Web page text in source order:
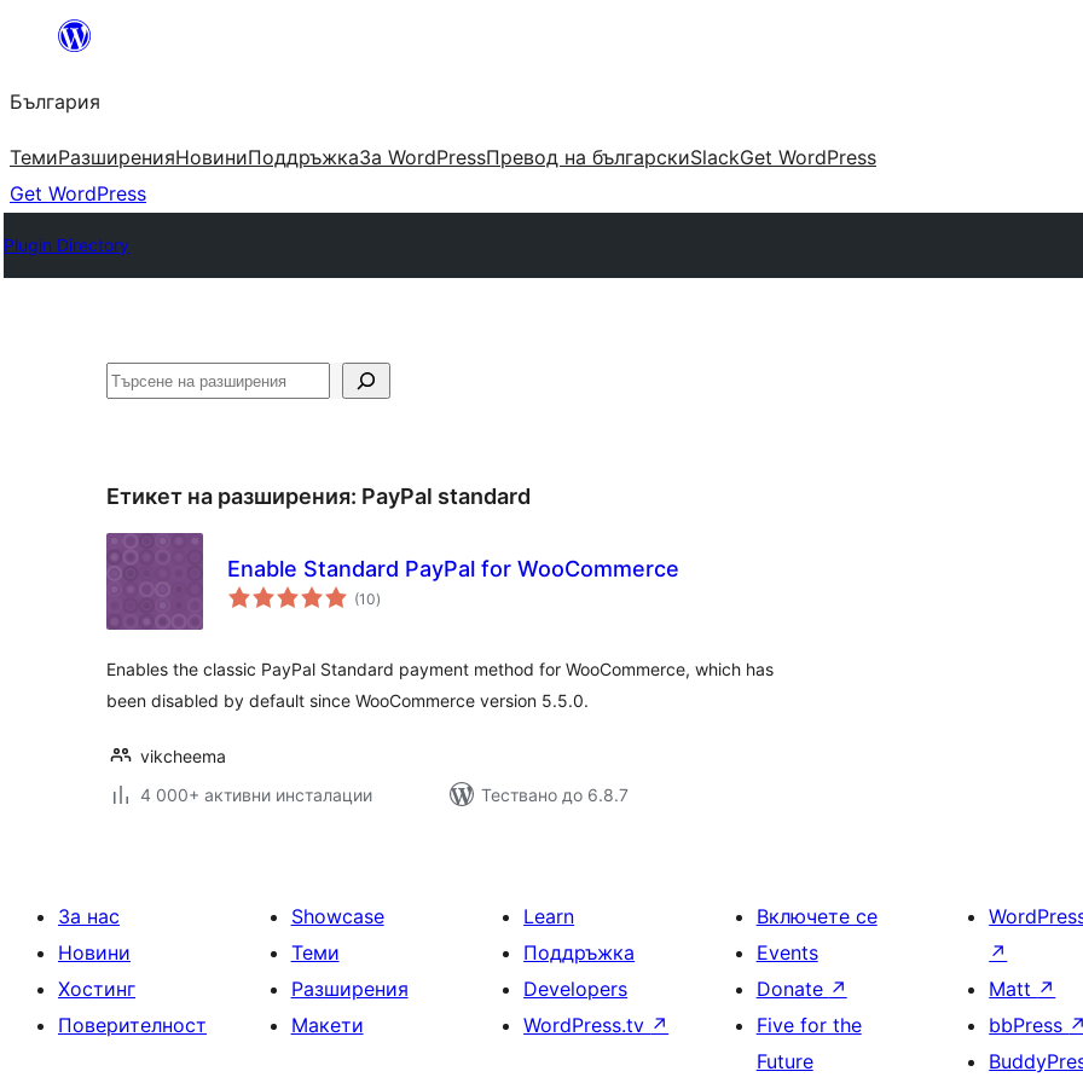
България
ТемиРазширенияНовиниПоддръжкаЗа WordPressПревод на българскиSlackGet WordPress
Get WordPress
Plugin Directory
Търсене
Етикет на разширения: PayPal standard
Enable Standard PayPal for WooCommerce
(10общо
оценки
)
Enables the classic PayPal Standard payment method for WooCommerce, which has
been disabled by default since WooCommerce version 5.5.0.
vikcheema
4 000+ активни инсталации
Тествано до 6.8.7
За нас
Новини
Хостинг
Поверителност
Showcase
Теми
Разширения
Макети
Learn
Поддръжка
Developers
WordPress.tv ↗
Включете се
Events
Donate ↗
Five for the
Future
↗
Matt ↗
bbPress ↗